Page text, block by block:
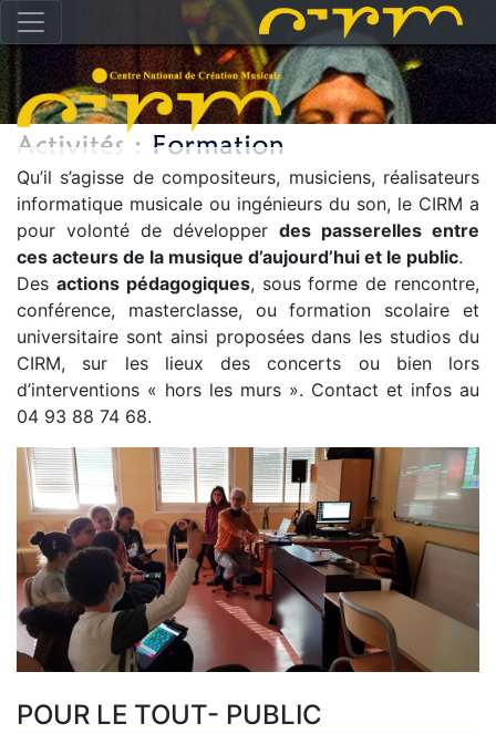
Qu’il s’agisse de compositeurs, musiciens, réalisateurs
informatique musicale ou ingénieurs du son, le CIRM a
pour volonté de développer des passerelles entre
ces acteurs de la musique d’aujourd’hui et le public.
Des actions pédagogiques, sous forme de rencontre,
conférence, masterclasse, ou formation scolaire et
universitaire sont ainsi proposées dans les studios du
CIRM, sur les lieux des concerts ou bien lors
d’interventions « hors les murs ». Contact et infos au
04 93 88 74 68.
POUR LE TOUT- PUBLIC